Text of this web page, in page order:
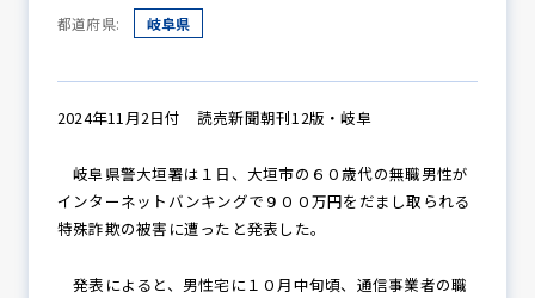
防犯活動ニュース
防犯パトロール
防犯セミナー
都道府県: 岐阜県
2024年11月2日付 読売新聞朝刊12版・岐阜
岐阜県警大垣署は１日、大垣市の６０歳代の無職男性が
インターネットバンキングで９００万円をだまし取られる
特殊詐欺の被害に遭ったと発表した。
発表によると、男性宅に１０月中旬頃、通信事業者の職